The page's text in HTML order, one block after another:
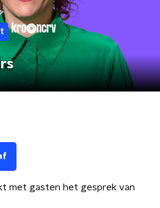
met gasten het gesprek van